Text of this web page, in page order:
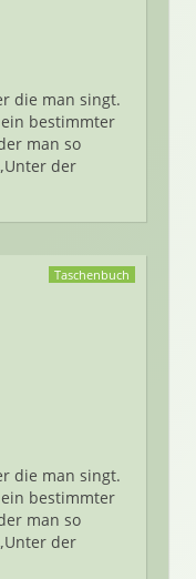
die man singt.
bestimmter
man so
der
Taschenbuch
die man singt.
bestimmter
man so
der